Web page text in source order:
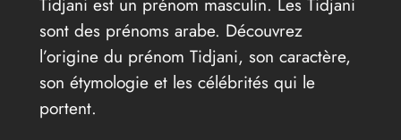
sont des prénoms arabe. Découvrez
l’origine du prénom Tidjani, son caractère,
son étymologie et les célébrités qui le
portent.